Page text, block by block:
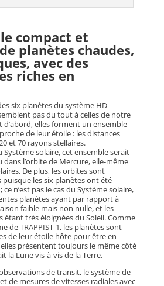
compact et
planètes chaudes,
avec des
riches en
six planètes du système HD
pas du tout à celles de notre
d’abord, elles forment un ensemble
de leur étoile : les distances
et 70 rayons stellaires.
solaire, cet ensemble serait
l’orbite de Mercure, elle-même
De plus, les orbites sont
les six planètes ont été
n’est pas le cas du Système solaire,
planètes ayant par rapport à
faible mais non nulle, et les
étant très éloignées du Soleil. Comme
de TRAPPIST-1, les planètes sont
de leur étoile hôte pour être en
présentent toujours le même côté
la Lune vis-à-vis de la Terre.
de transit, le système de
de mesures de vitesses radiales avec